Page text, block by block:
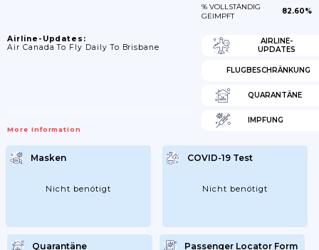
% VOLLSTÄNDIG
GEIMPFT
82.60%
Airline-Updates:
Air Canada To Fly Daily To Brisbane
More Information
AIRLINE-
UPDATES
FLUGBESCHRÄNKUNG
QUARANTÄNE
IMPFUNG
Masken
Nicht benötigt
COVID-19 Test
Nicht benötigt
Quarantäne Passenger Locator Form